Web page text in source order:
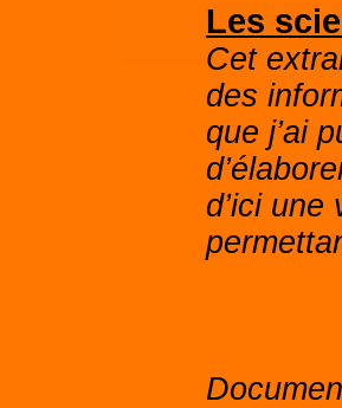
Les
Cet
des
que j’ai
d’ici une